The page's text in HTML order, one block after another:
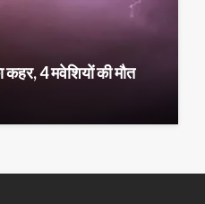
4 मवेशियों की मौत